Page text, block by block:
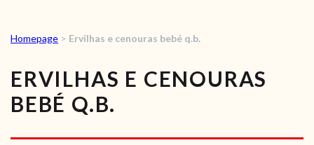
RECEITAS
VÍDEOS
Homepage > Ervilhas e cenouras bebé q.b.
ERVILHAS E CENOURAS
BEBÉ Q.B.